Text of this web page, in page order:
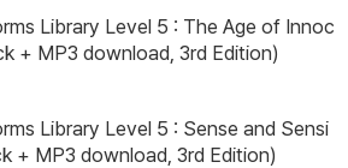
Library Level 5 : The Age of Innoc
+ MP3 download, 3rd Edition)
Library Level 5 : Sense and Sensi
+ MP3 download, 3rd Edition)